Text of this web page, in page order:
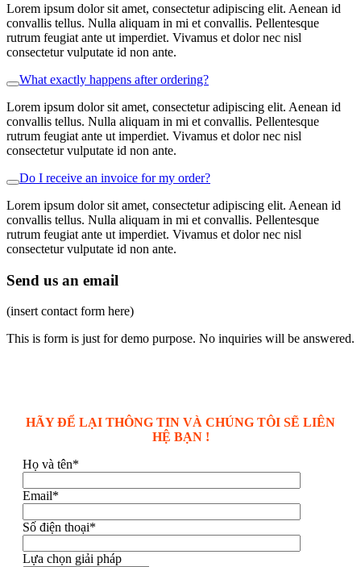
Lorem ipsum dolor sit amet, consectetur adipiscing elit. Aenean id
convallis tellus. Nulla aliquam in mi et convallis. Pellentesque
rutrum feugiat ante ut imperdiet. Vivamus et dolor nec nisl
consectetur vulputate id non ante.
What exactly happens after ordering?
Lorem ipsum dolor sit amet, consectetur adipiscing elit. Aenean id
convallis tellus. Nulla aliquam in mi et convallis. Pellentesque
rutrum feugiat ante ut imperdiet. Vivamus et dolor nec nisl
consectetur vulputate id non ante.
Do I receive an invoice for my order?
Lorem ipsum dolor sit amet, consectetur adipiscing elit. Aenean id
convallis tellus. Nulla aliquam in mi et convallis. Pellentesque
rutrum feugiat ante ut imperdiet. Vivamus et dolor nec nisl
consectetur vulputate id non ante.
Send us an email
(insert contact form here)
This is form is just for demo purpose. No inquiries will be answered.
HÃY ĐỂ LẠI THÔNG TIN VÀ CHÚNG TÔI SẼ LIÊN
HỆ BẠN !
Họ và tên*
Email*
Số điện thoại*
Lựa chọn giải pháp